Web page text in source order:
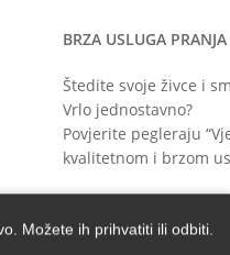
BRZA USLUGA
Štedite svoje živce i
Vrlo jednostavno?
Povjerite pegleraju
kvalitetnom i brzom
Nazovite nas i mi
zapakirano.
Možete ih prihvatiti ili odbiti.